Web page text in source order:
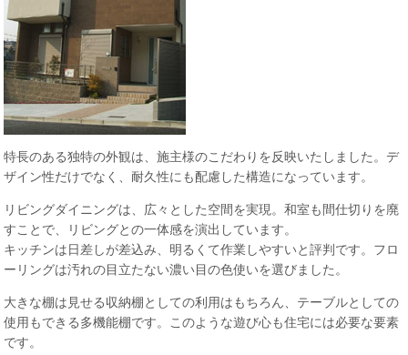
特長のある独特の外観は、施主様のこだわりを反映いたしました。デ
ザイン性だけでなく、耐久性にも配慮した構造になっています。
リビングダイニングは、広々とした空間を実現。和室も間仕切りを廃
すことで、リビングとの一体感を演出しています。
キッチンは日差しが差込み、明るくて作業しやすいと評判です。フロ
ーリングは汚れの目立たない濃い目の色使いを選びました。
大きな棚は見せる収納棚としての利用はもちろん、テーブルとしての
使用もできる多機能棚です。このような遊び心も住宅には必要な要素
です。